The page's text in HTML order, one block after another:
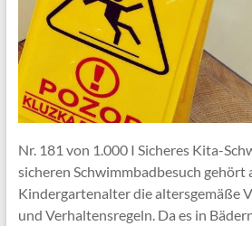
Nr. 181 von 1.000 I Sicheres Kita-
sicheren Schwimmbadbesuch gehört
Kindergartenalter die altersgemäße
und Verhaltensregeln. Da es in